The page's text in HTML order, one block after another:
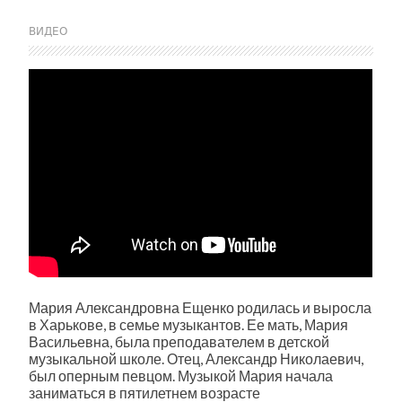
ВИДЕО
Мария Александровна Ещенко родилась и выросла
в Харькове, в семье музыкантов. Ее мать, Мария
Васильевна, была преподавателем в детской
музыкальной школе. Отец, Александр Николаевич,
был оперным певцом. Музыкой Мария начала
заниматься в пятилетнем возрасте